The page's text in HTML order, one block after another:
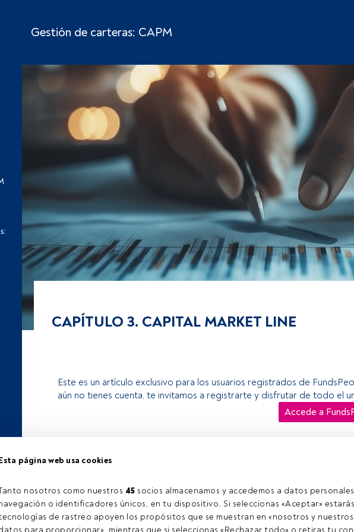
página web usa cookies
nosotros como nuestros 45 socios almacenamos y accedemos a datos
o identificadores únicos, en tu dispositivo. Si seleccionas «Aceptar»
de rastreo apoyen los propósitos que se muestran en «nosotros y
Gestión de carteras: CAPM
CAPÍTULO 3. CAPITAL MARKET LINE
Este es un artículo exclusivo para los usuarios registrados de
aún no tienes cuenta, te invitamos a registrarte y disfrutar de todo el
Accede a